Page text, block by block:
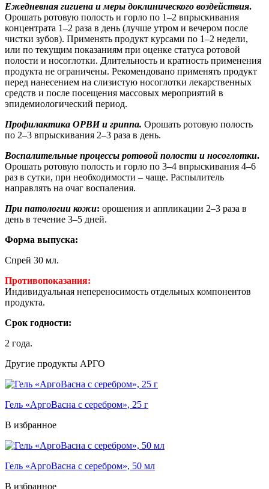
Ежедневная гигиена и меры доклинического воздействия.
Орошать ротовую полость и горло по 1–2 впрыскивания
концентрата 1–2 раза в день (лучше утром и вечером после
чистки зубов). Применять продукт курсами по 1–2 недели,
или по текущим показаниям при оценке статуса ротовой
полости и носоглотки. Длительность и кратность применения
продукта не ограничены. Рекомендовано применять продукт
перед нанесением на слизистую носоглотки лекарственных
средств и после посещения массовых мероприятий в
эпидемиологический период.
Профилактика ОРВИ и гриппа. Орошать ротовую полость
по 2–3 впрыскивания 2–3 раза в день.
Воспалительные процессы ротовой полости и носоглотки.
Орошать ротовую полость и горло по 3–4 впрыскивания 4–6
раз в сутки, при необходимости – чаще. Распылитель
направлять на очаг воспаления.
При патологии кожи: орошения и аппликации 2–3 раза в
день в течение 3–5 дней.
Форма выпуска:
Спрей 30 мл.
Противопоказания:
Индивидуальная непереносимость отдельных компонентов
продукта.
Срок годности:
2 года.
Другие продукты АРГО
Гель «АргоВасна с серебром», 25 г
В избранное
Гель «АргоВасна с серебром», 50 мл
В избранное